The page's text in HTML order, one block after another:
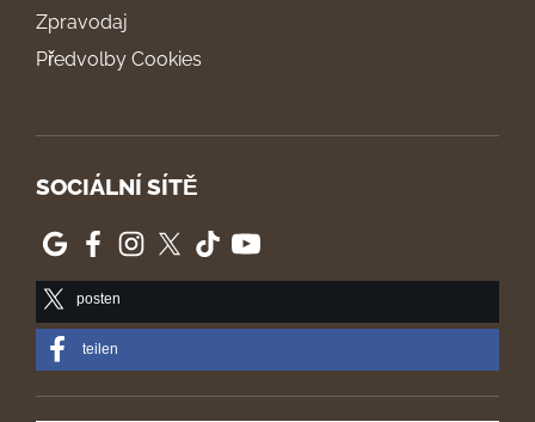
Zpravodaj
Předvolby Cookies
SOCIÁLNÍ SÍTĚ
posten
teilen